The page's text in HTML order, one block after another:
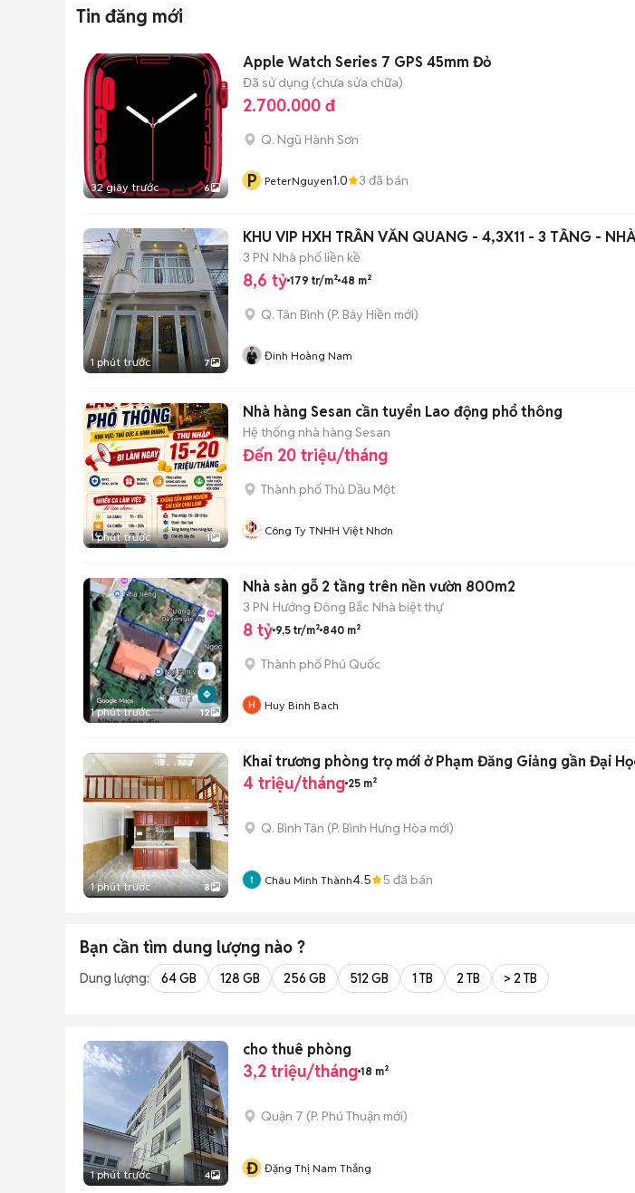
Tin đăng mới
32 giây trước 6
Apple Watch Series 7 GPS 45mm Đỏ
Đã sử dụng (chưa sửa chữa)
2.700.000 đ
Q. Ngũ Hành Sơn
P PeterNguyen1.0 3 đã bán
1 phút trước 7
KHU VIP HXH TRẦN VĂN QUANG - 4,3X11 - 3 TẦNG -
3 PN Nhà phố liền kề
8,6 tỷ 179 tr/m² 48 m²
Q. Tân Bình (P. Bảy Hiền mới)
Đinh Hoàng Nam
1 phút trước 1
Nhà hàng Sesan cần tuyển Lao động phổ thông
Hệ thống nhà hàng Sesan
Đến 20 triệu/tháng
Thành phố Thủ Dầu Một
Công Ty TNHH Việt Nhơn
1 phút trước 12
Nhà sàn gỗ 2 tầng trên nền vườn 800m2
3 PN Hướng Đông Bắc Nhà biệt thự
8 tỷ 9,5 tr/m² 840 m²
Thành phố Phú Quốc
Huy Binh Bach
1 phút trước 8
Khai trương phòng trọ mới ở Phạm Đăng Giảng gần Đại
4 triệu/tháng 25 m²
Q. Bình Tân (P. Bình Hưng Hòa mới)
Châu Minh Thành4.5 5 đã bán
Bạn cần tìm dung lượng nào ?
Dung lượng: 64 GB 128 GB 256 GB 512 GB 1 TB 2 TB > 2 TB
1 phút trước 4
cho thuê phòng
3,2 triệu/tháng 18 m²
Quận 7 (P. Phú Thuận mới)
Đ Đặng Thị Nam Thắng